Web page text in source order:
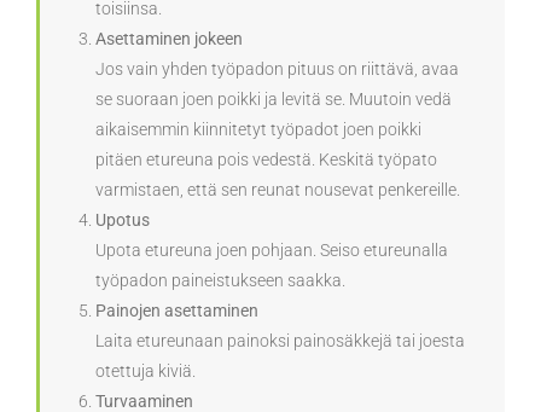
toisiinsa.
Asettaminen jokeen
Jos vain yhden työpadon pituus on riittävä, avaa
se suoraan joen poikki ja levitä se. Muutoin vedä
aikaisemmin kiinnitetyt työpadot joen poikki
pitäen etureuna pois vedestä. Keskitä työpato
varmistaen, että sen reunat nousevat penkereille.
Upotus
Upota etureuna joen pohjaan. Seiso etureunalla
työpadon paineistukseen saakka.
Painojen asettaminen
Laita etureunaan painoksi painosäkkejä tai joesta
otettuja kiviä.
Turvaaminen